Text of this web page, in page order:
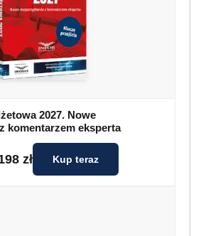
2027. Nowe
komentarzem eksperta
zł Kup teraz